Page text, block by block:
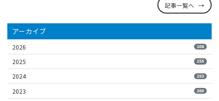
記事一覧へ
アーカイブ
2026 108
2025 155
2024 153
2023 160